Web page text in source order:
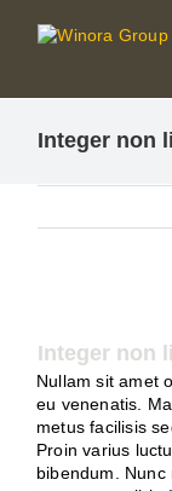
Inhalt
Integer non
Integer non
Nullam sit amet
eu venenatis.
metus facilisis
Proin varius
bibendum. Nunc